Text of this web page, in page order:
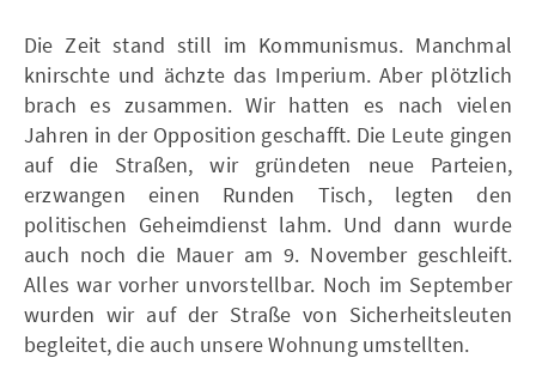
Die Zeit stand still im Kommunismus. Manchmal
knirschte und ächzte das Imperium. Aber plötzlich
brach es zusammen. Wir hatten es nach vielen
Jahren in der Opposition geschafft. Die Leute gingen
auf die Straßen, wir gründeten neue Parteien,
erzwangen einen Runden Tisch, legten den
politischen Geheimdienst lahm. Und dann wurde
auch noch die Mauer am 9. November geschleift.
Alles war vorher unvorstellbar. Noch im September
wurden wir auf der Straße von Sicherheitsleuten
begleitet, die auch unsere Wohnung umstellten.